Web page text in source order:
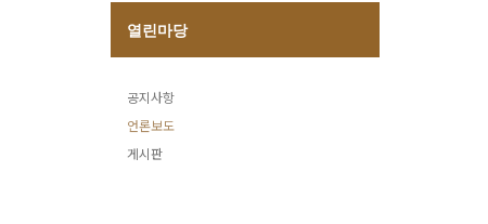
열린마당
공지사항
언론보도
게시판